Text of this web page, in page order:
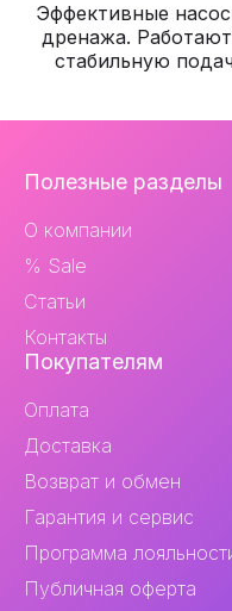
Эффективные
дренажа.
стабильную
Навигация
контакты
Полезные разделы
О компании
% Sale
Статьи
Контакты
Покупателям
Оплата
Доставка
Возврат и обмен
Гарантия и сервис
Программа
Публичная оферта